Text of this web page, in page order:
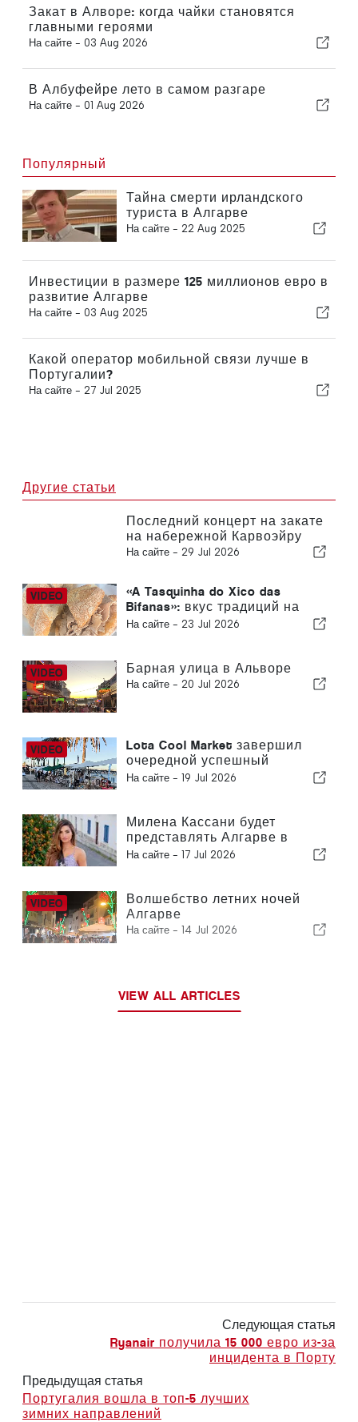
Закат в Алворе: когда чайки становятся
главными героями
На сайте - 03 Aug 2026
В Албуфейре лето в самом разгаре
На сайте - 01 Aug 2026
Популярный
Тайна смерти ирландского
туриста в Алгарве
На сайте - 22 Aug 2025
Инвестиции в размере 125 миллионов евро в
развитие Алгарве
На сайте - 03 Aug 2025
Какой оператор мобильной связи лучше в
Португалии?
На сайте - 27 Jul 2025
Другие статьи
Последний концерт на закате
на набережной Карвоэйру
На сайте - 29 Jul 2026
«A Tasquinha do Xico das
Bifanas»: вкус традиций на
рынке в Армасао-де-Пера
На сайте - 23 Jul 2026
Барная улица в Альворе
На сайте - 20 Jul 2026
Lota Cool Market завершил
очередной успешный
фестиваль в Портимао
На сайте - 19 Jul 2026
Милена Кассани будет
представлять Алгарве в
финале конкурса «Мисс
На сайте - 17 Jul 2026
Волшебство летних ночей
Алгарве
На сайте - 14 Jul 2026
VIEW ALL ARTICLES
Следующая статья
Ryanair получила 15 000 евро из-за
инцидента в Порту
Предыдущая статья
Португалия вошла в топ-5 лучших
зимних направлений